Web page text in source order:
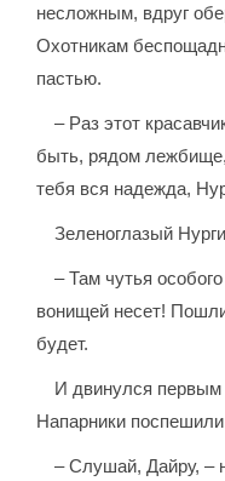
несложным, вдруг
Охотникам
пастью.
– Раз этот
быть, рядом
тебя вся надежда,
Зеленоглазый
– Там чутья
вонищей несет!
будет.
И двинулся первым
Напарники
– Слушай, Дайру, –